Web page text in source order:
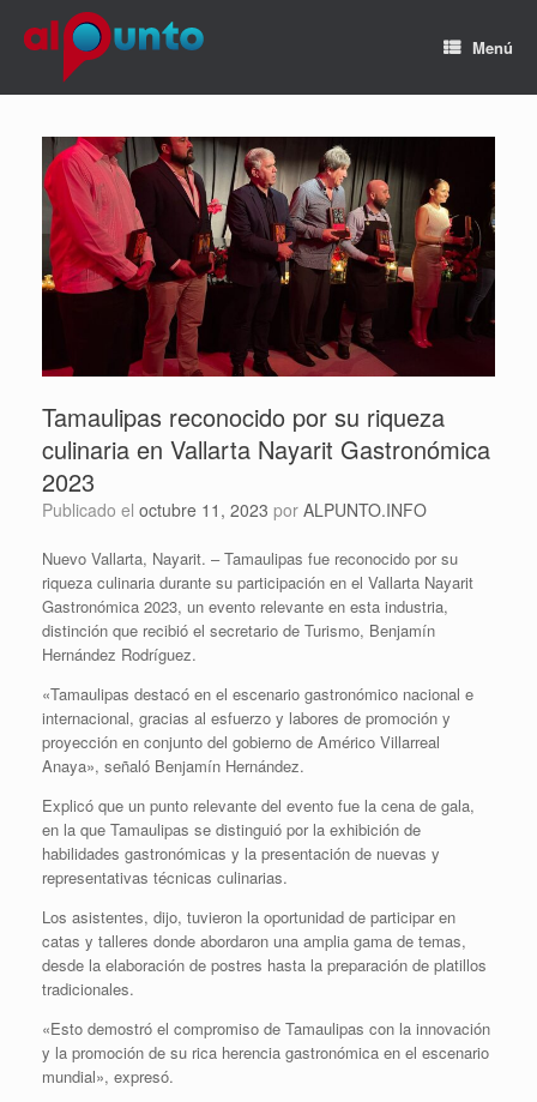
Menú
Tamaulipas reconocido por su riqueza
culinaria en Vallarta Nayarit Gastronómica
2023
Publicado el octubre 11, 2023 por ALPUNTO.INFO
Nuevo Vallarta, Nayarit. – Tamaulipas fue reconocido por su
riqueza culinaria durante su participación en el Vallarta Nayarit
Gastronómica 2023, un evento relevante en esta industria,
distinción que recibió el secretario de Turismo, Benjamín
Hernández Rodríguez.
«Tamaulipas destacó en el escenario gastronómico nacional e
internacional, gracias al esfuerzo y labores de promoción y
proyección en conjunto del gobierno de Américo Villarreal
Anaya», señaló Benjamín Hernández.
Explicó que un punto relevante del evento fue la cena de gala,
en la que Tamaulipas se distinguió por la exhibición de
habilidades gastronómicas y la presentación de nuevas y
representativas técnicas culinarias.
Los asistentes, dijo, tuvieron la oportunidad de participar en
catas y talleres donde abordaron una amplia gama de temas,
desde la elaboración de postres hasta la preparación de platillos
tradicionales.
«Esto demostró el compromiso de Tamaulipas con la innovación
y la promoción de su rica herencia gastronómica en el escenario
mundial», expresó.